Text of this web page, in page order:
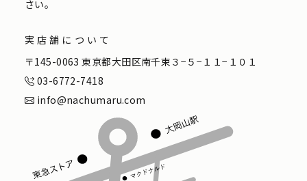
さい。
実店舗について
〒145-0063 東京都大田区南千束３−５−１１−１０１
03-6772-7418
info@nachumaru.com